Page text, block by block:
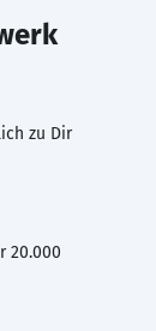
zu Dir
20.000